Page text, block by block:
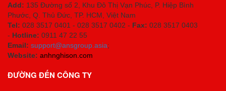
Add: 135 Đường số 2, Khu Đô Thị Vạn Phúc, P. Hiệp Bình
Phước, Q. Thủ Đức, TP. HCM , Việt Nam
Tel: 028 3517 0401 - 028 3517 0402 - Fax: 028 3517 0403
- Hotline: 0911 47 22 55
Email: support@ansgroup.asia;
Website: anhnghison.com
ĐƯỜNG ĐẾN CÔNG TY